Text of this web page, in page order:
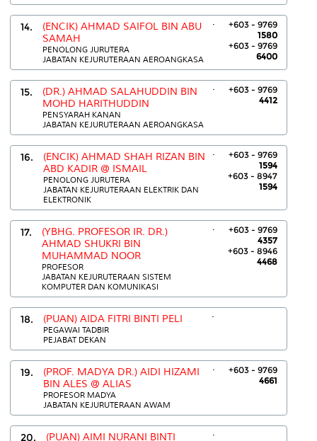
14.
(ENCIK) AHMAD SAIFOL BIN ABU
SAMAH
PENOLONG JURUTERA
JABATAN KEJURUTERAAN AEROANGKASA
.
+603 - 9769
1580
+603 - 9769
6400
15.
(DR.) AHMAD SALAHUDDIN BIN
MOHD HARITHUDDIN
PENSYARAH KANAN
JABATAN KEJURUTERAAN AEROANGKASA
.
+603 - 9769
4412
16.
(ENCIK) AHMAD SHAH RIZAN BIN
ABD KADIR @ ISMAIL
PENOLONG JURUTERA
JABATAN KEJURUTERAAN ELEKTRIK DAN
ELEKTRONIK
.
+603 - 9769
1594
+603 - 8947
1594
17.
(YBHG. PROFESOR IR. DR.)
AHMAD SHUKRI BIN
MUHAMMAD NOOR
PROFESOR
JABATAN KEJURUTERAAN SISTEM
KOMPUTER DAN KOMUNIKASI
.
+603 - 9769
4357
+603 - 8946
4468
18. (PUAN) AIDA FITRI BINTI PELI
PEGAWAI TADBIR
PEJABAT DEKAN
.
19.
(PROF. MADYA DR.) AIDI HIZAMI
BIN ALES @ ALIAS
PROFESOR MADYA
JABATAN KEJURUTERAAN AWAM
.
+603 - 9769
4661
20. (PUAN) AIMI NURANI BINTI .